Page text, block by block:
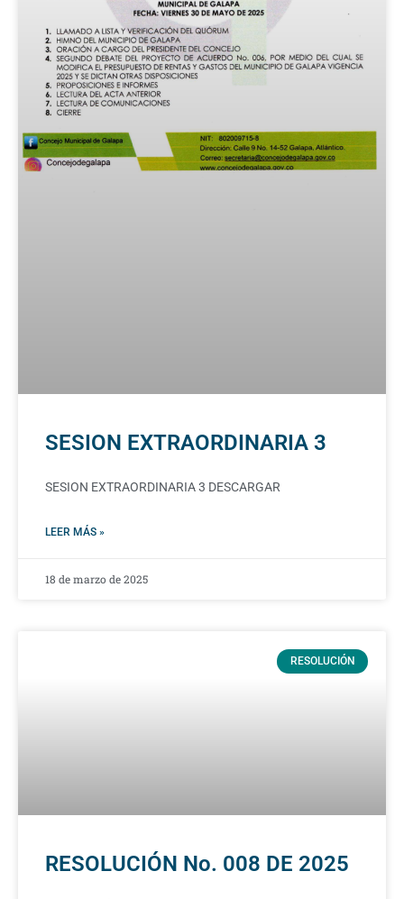
SESION EXTRAORDINARIA 3
SESION EXTRAORDINARIA 3 DESCARGAR
LEER MÁS »
18 de marzo de 2025
RESOLUCIÓN
RESOLUCIÓN No. 008 DE 2025